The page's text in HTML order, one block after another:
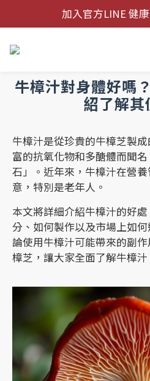
加入官方LINE 健
加入官方LINE 健
牛樟汁對身體好嗎
紹了解其
牛樟汁是從珍貴的牛樟芝製
富的抗氧化物和多醣體而聞
石」。近年來，牛樟汁在營
意，特別是老年人。
本文將詳細介紹牛樟汁的好
分、如何製作以及市場上如
論使用牛樟汁可能帶來的副
樟芝，讓大家全面了解牛樟汁